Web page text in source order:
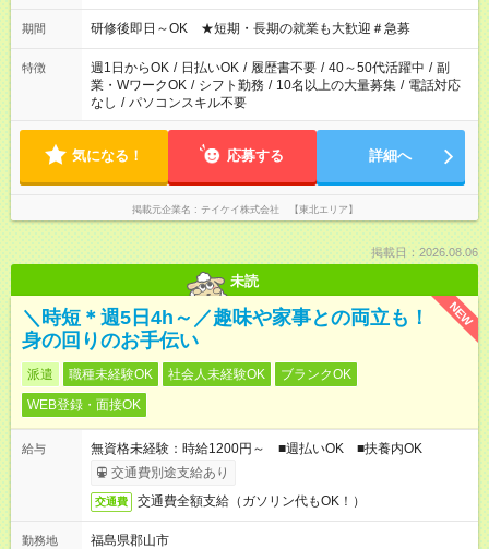
期間 研修後即日～OK ★短期・長期の就業も大歓迎＃急募
特徴 週1日からOK / 日払いOK / 履歴書不要 / 40～50代活躍中 / 副
業・WワークOK / シフト勤務 / 10名以上の大量募集 / 電話対応
なし / パソコンスキル不要
気になる！ 応募する 詳細へ
掲載元企業名 テイケイ株式会社 【東北エリア】
掲載日：2026.08.06
未読
NEW
＼時短＊週5日4h～／趣味や家事との両立も！
身の回りのお手伝い
派遣 職種未経験OK 社会人未経験OK
ブランクOK
WEB登録・面接OK
給与
無資格未経験：時給1200円～ ■週払いOK ■扶養内OK
交通費別途支給あり
交通費 交通費全額支給（ガソリン代もOK！）
勤務地
福島県郡山市